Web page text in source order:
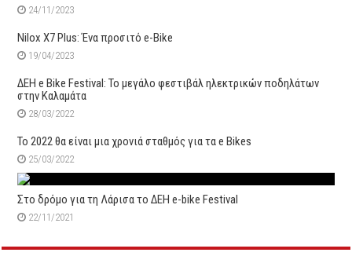
24/11/2023
Nilox X7 Plus: Ένα προσιτό e-Bike
19/04/2023
ΔΕΗ e Bike Festival: Το μεγάλο φεστιβάλ ηλεκτρικών ποδηλάτων
στην Καλαμάτα
28/03/2022
Το 2022 θα είναι μια χρονιά σταθμός για τα e Bikes
25/03/2022
Στο δρόμο για τη Λάρισα το ΔΕΗ e-bike Festival
22/11/2021